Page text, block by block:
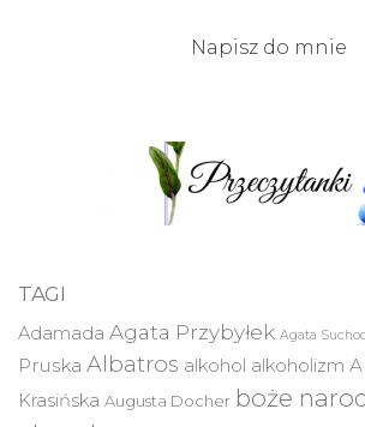
Napisz do mnie
TAGI
Adamada Agata Przybyłek Agata
Pruska Albatros alkohol alkoholizm
Krasińska Augusta Docher boże